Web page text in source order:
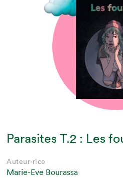
Parasites T.2 : Les
Auteur·rice
Marie-Eve Bourassa